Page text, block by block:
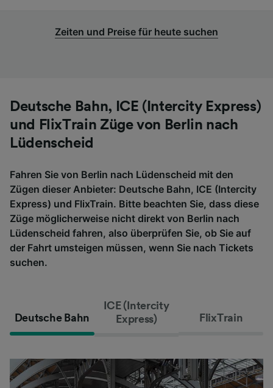
Zeiten und Preise für heute suchen
Deutsche Bahn, ICE (Intercity Express)
und FlixTrain Züge von Berlin nach
Lüdenscheid
Fahren Sie von Berlin nach Lüdenscheid mit den
Zügen dieser Anbieter: Deutsche Bahn, ICE (Intercity
Express) und FlixTrain. Bitte beachten Sie, dass diese
Züge möglicherweise nicht direkt von Berlin nach
Lüdenscheid fahren, also überprüfen Sie, ob Sie auf
der Fahrt umsteigen müssen, wenn Sie nach Tickets
suchen.
Deutsche Bahn
ICE (Intercity
Express)
FlixTrain